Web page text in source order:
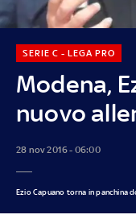
Modena,
nuovo
SERIE C - LEGA PRO
28 nov 2016 - 06:00
Ezio Capuano torna in panchina